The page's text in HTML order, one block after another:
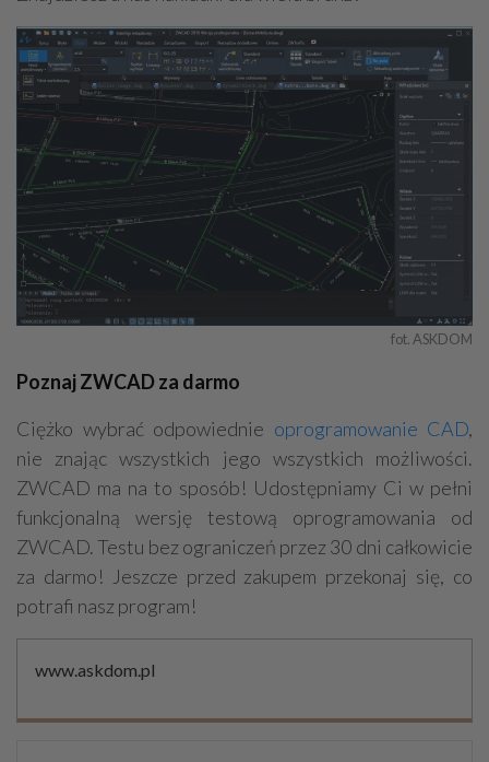
fot. ASKDOM
Poznaj ZWCAD za darmo
Ciężko wybrać odpowiednie oprogramowanie CAD,
nie znając wszystkich jego wszystkich możliwości.
ZWCAD ma na to sposób! Udostępniamy Ci w pełni
funkcjonalną wersję testową oprogramowania od
ZWCAD. Testu bez ograniczeń przez 30 dni całkowicie
za darmo! Jeszcze przed zakupem przekonaj się, co
potrafi nasz program!
www.askdom.pl